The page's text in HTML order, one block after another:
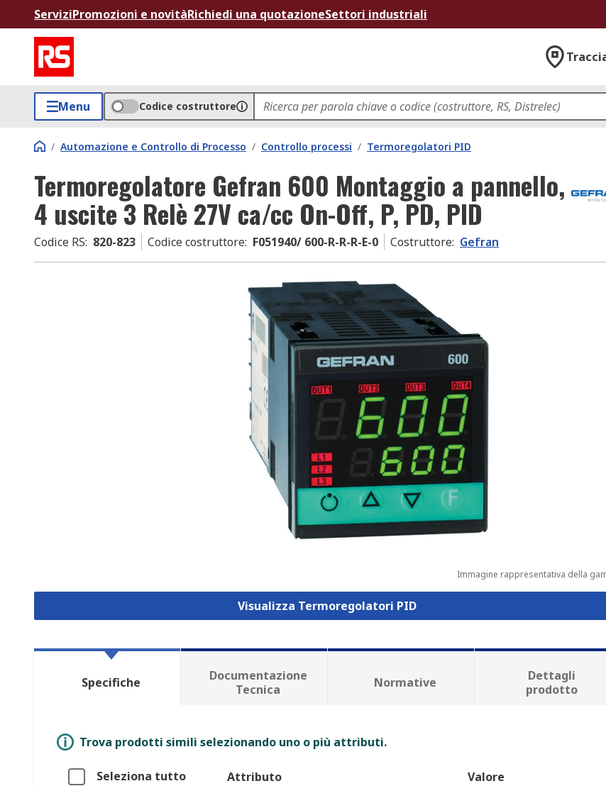
ServiziPromozioni e novitàRichiedi una quotazioneSettori industriali
Menu Codice costruttore
/ Automazione e Controllo di Processo / Controllo processi / Termoregolatori PID
Termoregolatore Gefran 600 Montaggio a pannello,
4 uscite 3 Relè 27V ca/cc On-Off, P, PD, PID
Codice RS: 820-823 Codice costruttore: F051940/ 600-R-R-R-E-0 Costruttore: Gefran
Immagine rappresentativa della
Visualizza Termoregolatori PID
Specifiche
Documentazione
Tecnica
Normative
Dettagli
prodotto
Trova prodotti simili selezionando uno o più attributi.
Seleziona tutto Attributo Valore